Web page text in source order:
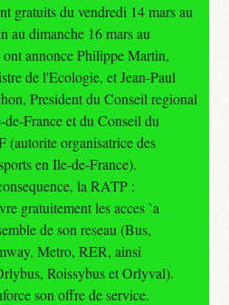
gratuits du vendredi 14 mars au
au dimanche 16 mars au
ont annonce Philippe Martin,
de l'Ecologie, et Jean-Paul
President du Conseil regional
de-France et du Conseil du
(autorite organisatrice des
en Ile-de-France).
la RATP :
gratuitement les acces `a
de son reseau (Bus,
Metro, RER, ainsi
Roissybus et Orlyval).
son offre de service.